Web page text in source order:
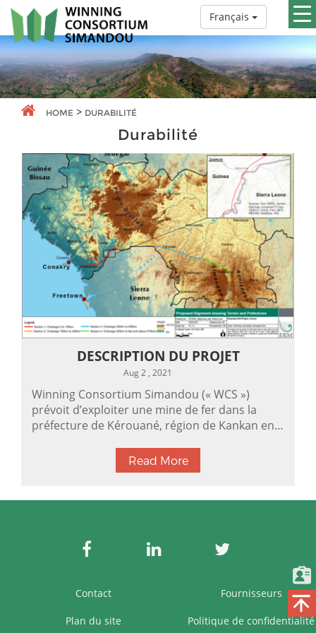
Français
HOME > DURABILITÉ
Durabilité
DESCRIPTION DU PROJET
Aug 2 , 2021
Winning Consortium Simandou (« WCS »)
prévoit d’exploiter une mine de fer dans la
préfecture de Kérouané, région de Kankan en
Simandou (Figure 1) est divisé en quatre…
Read More
Contact Fournisseurs
Plan du site Politique de confidentialité